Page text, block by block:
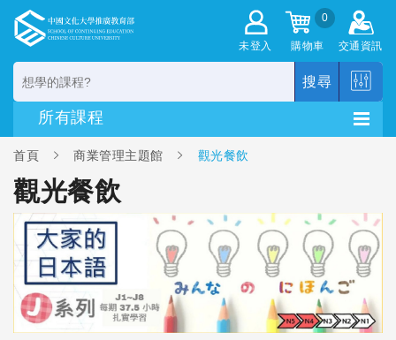
未登入
0
購物車 交通資訊
搜尋
首頁 商業管理主題館 觀光餐飲
觀光餐飲